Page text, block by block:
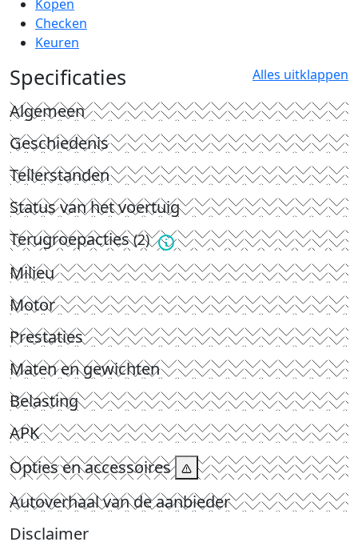
Kopen
Checken
Keuren
Specificaties Alles uitklappen
Algemeen
Geschiedenis
Tellerstanden
Status van het voertuig
Terugroepacties(2)
Milieu
Motor
Prestaties
Maten en gewichten
Belasting
APK
Opties en accessoires
Autoverhaal van de aanbieder
Disclaimer